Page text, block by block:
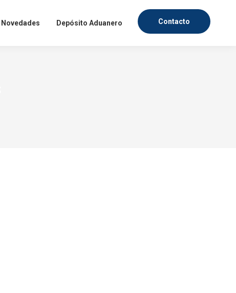
Novedades Depósito Aduanero Contacto